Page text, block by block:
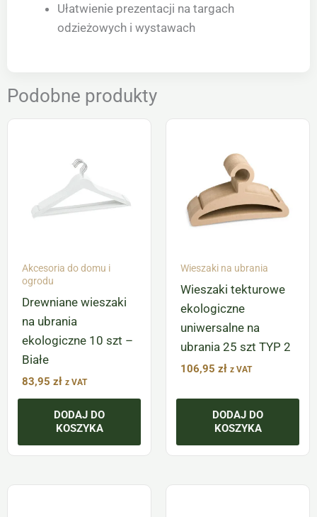
Ułatwienie prezentacji na targach
odzieżowych i wystawach
Podobne produkty
Akcesoria do domu i
ogrodu
Drewniane wieszaki
na ubrania
ekologiczne 10 szt –
Białe
83,95 zł z VAT
DODAJ DO
KOSZYKA
Wieszaki na ubrania
Wieszaki tekturowe
ekologiczne
uniwersalne na
ubrania 25 szt TYP 2
106,95 zł z VAT
DODAJ DO
KOSZYKA